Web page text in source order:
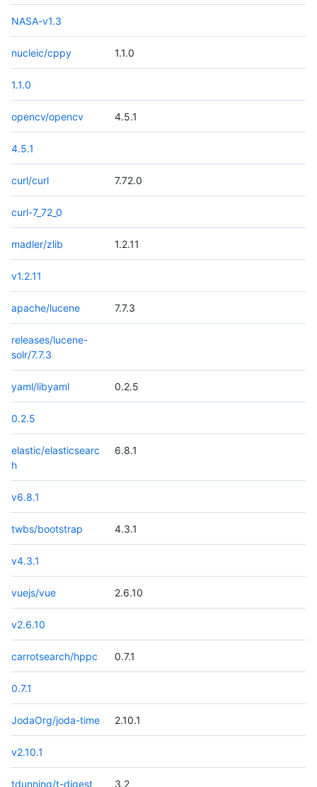
NASA-v1.3
nucleic/cppy 1.1.0
1.1.0
opencv/opencv 4.5.1
4.5.1
curl/curl 7.72.0
curl-7_72_0
madler/zlib 1.2.11
v1.2.11
apache/lucene 7.7.3
releases/lucene-
solr/7.7.3
yaml/libyaml 0.2.5
0.2.5
elastic/elasticsearc
h
6.8.1
v6.8.1
twbs/bootstrap 4.3.1
v4.3.1
vuejs/vue 2.6.10
v2.6.10
carrotsearch/hppc 0.7.1
0.7.1
JodaOrg/joda-time 2.10.1
v2.10.1
tdunning/t-digest 3.2